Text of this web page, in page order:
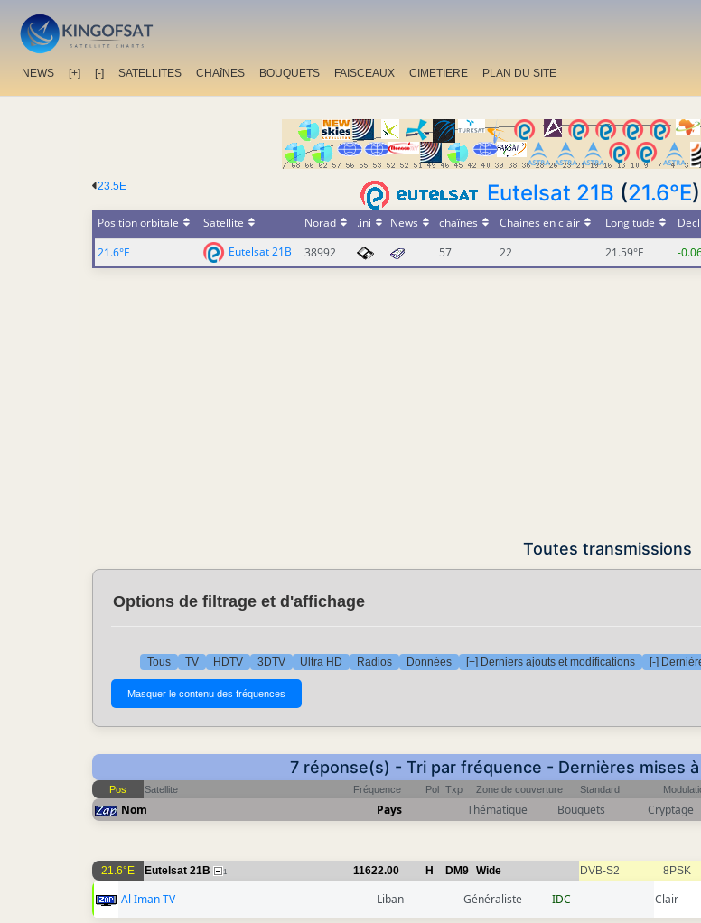
NEWS [+] [-] SATELLITES CHAîNES BOUQUETS FAISCEAUX CIMETIERE PLAN DU SITE
23.5E Eutelsat 21B (21.6°E
Position orbitale Satellite Norad .ini News chaînes Chaines en clair Longitude
21.6°E
Eutelsat 21B 38992 57 22 21.59°E -
Toutes transmissions
Options de filtrage et d'affichage
Tous TV HDTV 3DTV Ultra HD Radios Données [+] Derniers ajouts et modifications [-]
7 réponse(s) - Tri par fréquence - Dernières mises
Pos Satellite Fréquence Pol Txp Zone de couverture Standard
Nom Pays Thématique Bouquets Cryptage
21.6°E Eutelsat 21B 1 11622.00 H DM9 Wide DVB-S2 8PSK
Al Iman TV Liban Généraliste IDC Clair